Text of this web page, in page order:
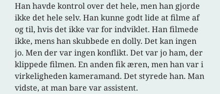
Han havde kontrol over det hele, men han gjorde
ikke det hele selv. Han kunne godt lide at filme af
og til, hvis det ikke var for indviklet. Han filmede
ikke, mens han skubbede en dolly. Det kan ingen
jo. Men der var ingen konflikt. Det var jo ham, der
klippede filmen. En anden fik æren, men han var i
virkeligheden kameramand. Det styrede han. Man
vidste, at man bare var assistent.